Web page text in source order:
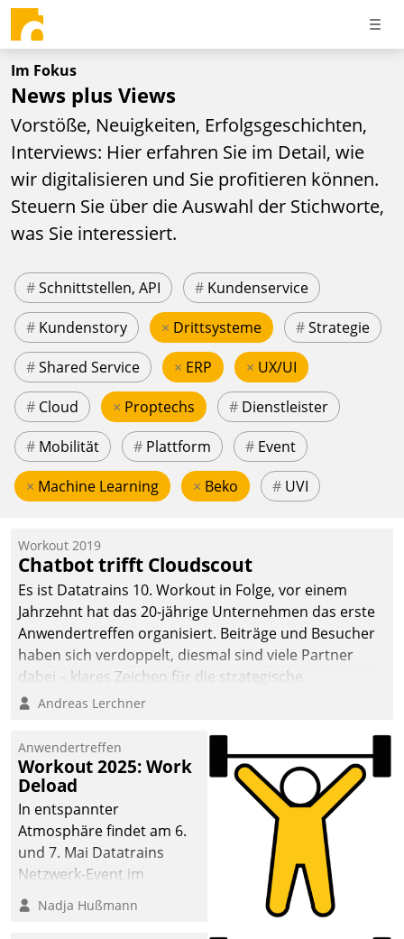
Im Fokus
News plus Views
Vorstöße, Neuigkeiten, Erfolgsgeschichten,
Interviews: Hier erfahren Sie im Detail, wie
wir digitalisieren und Sie profitieren können.
Steuern Sie über die Auswahl der Stichworte,
was Sie interessiert.
#Schnittstellen, API # Kundenservice
# Kundenstory × Drittsysteme #Strategie
#Shared Service × ERP × UX/UI
# Cloud × Proptechs # Dienstleister
# Mobilität # Plattform # Event
× Machine Learning × Beko # UVI
Workout 2019
Chatbot trifft Cloudscout
Es ist Datatrains 10. Workout in Folge, vor einem
Jahrzehnt hat das 20-jährige Unternehmen das erste
Anwendertreffen organisiert. Beiträge und Besucher
haben sich verdoppelt, diesmal sind viele Partner
dabei – klares Zeichen für die strategische
Fokussierung auf den Kunden.
Andreas Lerchner
Anwendertreffen
Workout 2025: Work
Deload
In entspannter
Atmosphäre findet am 6.
und 7. Mai Datatrains
Netzwerk-Event im
Kunden- und Partnerkreis
statt. Zentrale Frage: Wie
Nadja Hußmann